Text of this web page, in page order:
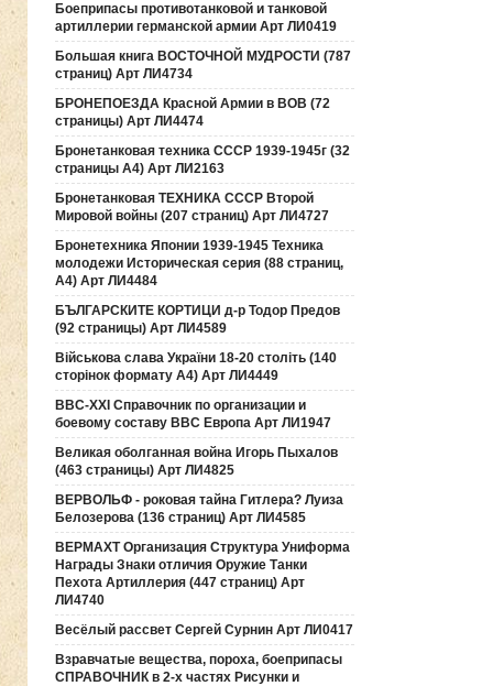
Боеприпасы противотанковой и танковой
артиллерии германской армии Арт ЛИ0419
Большая книга ВОСТОЧНОЙ МУДРОСТИ (787
страниц) Арт ЛИ4734
БРОНЕПОЕЗДА Красной Армии в ВОВ (72
страницы) Арт ЛИ4474
Бронетанковая техника СССР 1939-1945г (32
страницы А4) Арт ЛИ2163
Бронетанковая ТЕХНИКА СССР Второй
Мировой войны (207 страниц) Арт ЛИ4727
Бронетехника Японии 1939-1945 Техника
молодежи Историческая серия (88 страниц,
А4) Арт ЛИ4484
БЪЛГАРСКИТЕ КОРТИЦИ д-р Тодор Предов
(92 страницы) Арт ЛИ4589
Військова слава України 18-20 століть (140
сторінок формату А4) Арт ЛИ4449
ВВС-ХХI Справочник по организации и
боевому составу ВВС Европа Арт ЛИ1947
Великая оболганная война Игорь Пыхалов
(463 страницы) Арт ЛИ4825
ВЕРВОЛЬФ - роковая тайна Гитлера? Луиза
Белозерова (136 страниц) Арт ЛИ4585
ВЕРМАХТ Организация Структура Униформа
Награды Знаки отличия Оружие Танки
Пехота Артиллерия (447 страниц) Арт
ЛИ4740
Весёлый рассвет Сергей Сурнин Арт ЛИ0417
Взравчатые вещества, пороха, боеприпасы
СПРАВОЧНИК в 2-х частях Рисунки и